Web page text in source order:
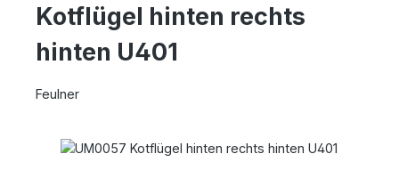
Kotflügel hinten rechts
hinten U401
Feulner
Bildergalerie überspringen